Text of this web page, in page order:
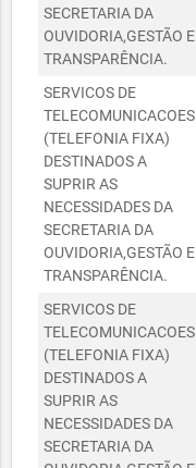
SECRETARIA DA
OUVIDORIA,GESTÃO E
TRANSPARÊNCIA.
SERVICOS DE
TELECOMUNICACOES
(TELEFONIA FIXA)
DESTINADOS A
SUPRIR AS
NECESSIDADES DA
SECRETARIA DA
OUVIDORIA,GESTÃO E
TRANSPARÊNCIA.
SERVICOS DE
TELECOMUNICACOES
(TELEFONIA FIXA)
DESTINADOS A
SUPRIR AS
NECESSIDADES DA
SECRETARIA DA